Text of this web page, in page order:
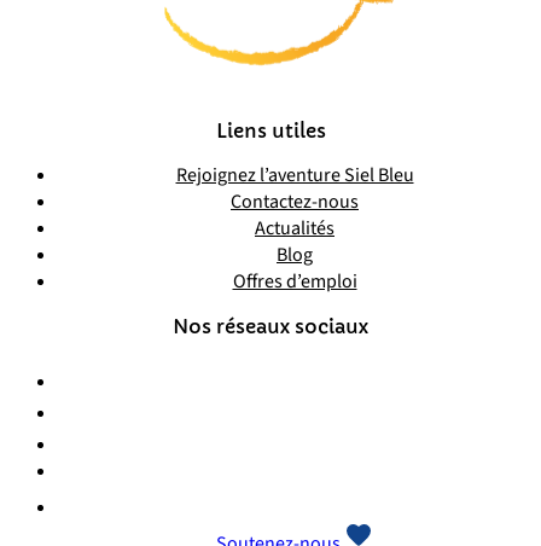
Liens utiles
Rejoignez l’aventure Siel Bleu
Contactez-nous
Actualités
Blog
Offres d’emploi
Nos réseaux sociaux